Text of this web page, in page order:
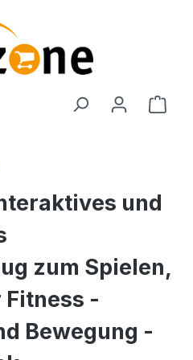
und
zum Spielen,
Fitness -
Bewegung -